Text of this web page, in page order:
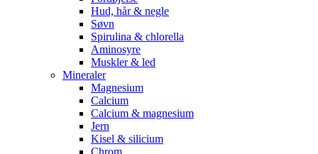
Hud, hår & negle
Søvn
Spirulina & chlorella
Aminosyre
Muskler & led
Mineraler
Magnesium
Calcium
Calcium & magnesium
Jern
Kisel & silicium
Chrom